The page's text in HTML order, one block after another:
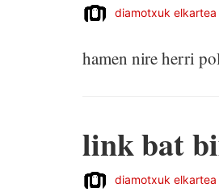
diamotxuk elkartea
hamen nire herri
link bat
diamotxuk elkartea